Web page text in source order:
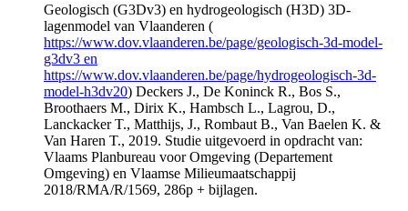
Geologisch (G3Dv3) en hydrogeologisch (H3D) 3D-
lagenmodel van Vlaanderen (
https://www.dov.vlaanderen.be/page/geologisch-3d-model-
g3dv3 en
https://www.dov.vlaanderen.be/page/hydrogeologisch-3d-
model-h3dv20) Deckers J., De Koninck R., Bos S.,
Broothaers M., Dirix K., Hambsch L., Lagrou, D.,
Lanckacker T., Matthijs, J., Rombaut B., Van Baelen K. &
Van Haren T., 2019. Studie uitgevoerd in opdracht van:
Vlaams Planbureau voor Omgeving (Departement
Omgeving) en Vlaamse Milieumaatschappij
2018/RMA/R/1569, 286p + bijlagen.